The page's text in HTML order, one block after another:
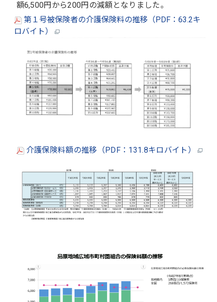
額6,500円から200円の減額となりました。
第１号被保険者の介護保険料の推移（PDF：63.2キ
ロバイト）
介護保険料額の推移（PDF：131.8キロバイト）